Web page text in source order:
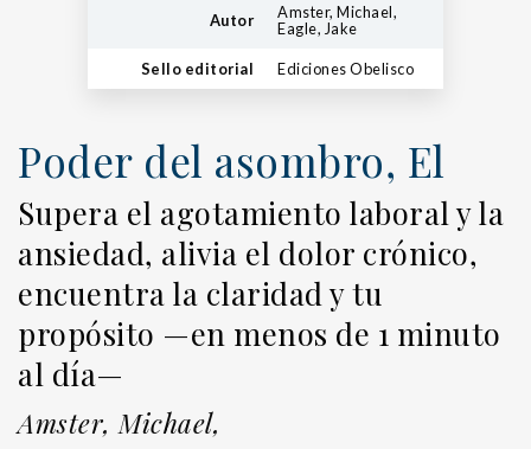
Autor
Amster, Michael,
Eagle, Jake
Sello editorial Ediciones Obelisco
Poder del asombro, El
Supera el agotamiento laboral y la
ansiedad, alivia el dolor crónico,
encuentra la claridad y tu
propósito —en menos de 1 minuto
al día—
Amster, Michael,